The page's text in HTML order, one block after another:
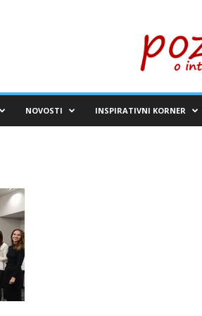
NOVOSTI INSPIRATIVNI KORNER